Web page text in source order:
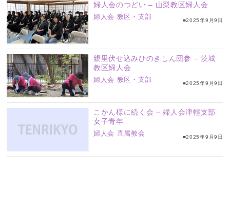
婦人会のつどい – 山梨教区婦人会
婦人会 教区・支部 ■2025年9月9日
親里伏せ込みひのきしん団参 – 茨城
教区婦人会
婦人会 教区・支部 ■2025年9月9日
こかん様に続く会 – 婦人会津輕支部
女子青年
婦人会 直属教会 ■2025年9月9日